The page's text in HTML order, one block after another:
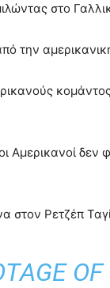
στο
την
Αμερικανοί
Ρετζέπ